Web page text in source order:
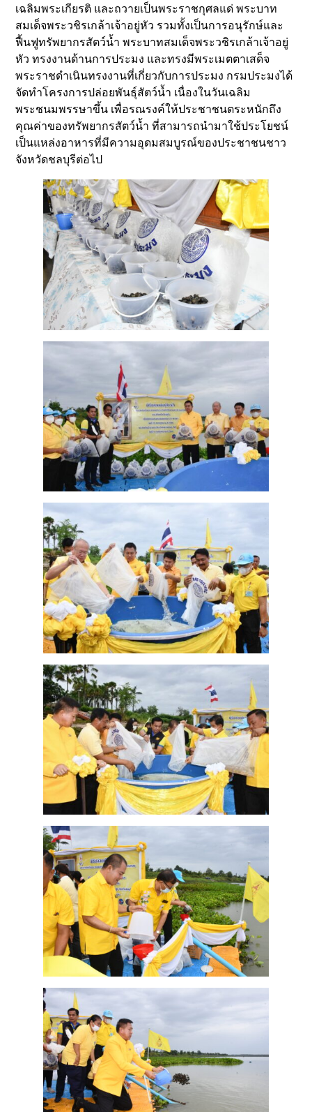
เฉลิมพระเกียรติ และถวายเป็นพระราชกุศลแด่ พระบาท
สมเด็จพระวชิรเกล้าเจ้าอยู่หัว รวมทั้งเป็นการอนุรักษ์และ
ฟื้นฟูทรัพยากรสัตว์น้ำ พระบาทสมเด็จพระวชิรเกล้าเจ้าอยู่
หัว ทรงงานด้านการประมง และทรงมีพระเมตตาเสด็จ
พระราชดำเนินทรงงานที่เกี่ยวกับการประมง กรมประมงได้
จัดทำโครงการปล่อยพันธุ์สัตว์น้ำ เนื่องในวันเฉลิม
พระชนมพรรษาขึ้น เพื่อรณรงค์ให้ประชาชนตระหนักถึง
คุณค่าของทรัพยากรสัตว์น้ำ ที่สามารถนำมาใช้ประโยชน์
เป็นแหล่งอาหารที่มีความอุดมสมบูรณ์ของประชาชนชาว
จังหวัดชลบุรีต่อไป